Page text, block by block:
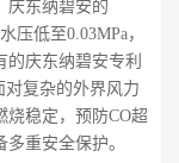
庆东纳碧安的
压低至0.03MPa，
庆东纳碧安专利
对复杂的外界风力
稳定，预防CO超
重安全保护。